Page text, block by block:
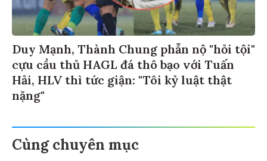
Duy Mạnh, Thành Chung phẫn nộ "hỏi tội"
cựu cầu thủ HAGL đá thô bạo với Tuấn
Hải, HLV thì tức giận: "Tôi kỷ luật thật
nặng"
Cùng chuyên mục